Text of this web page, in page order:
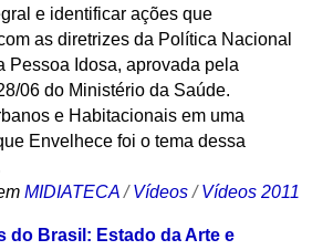
e identificar ações que
as diretrizes da Política Nacional
Pessoa Idosa, aprovada pela
06 do Ministério da Saúde.
e Habitacionais em uma
Envelhece foi o tema dessa
MIDIATECA / Vídeos / Vídeos 2011
do Brasil: Estado da Arte e